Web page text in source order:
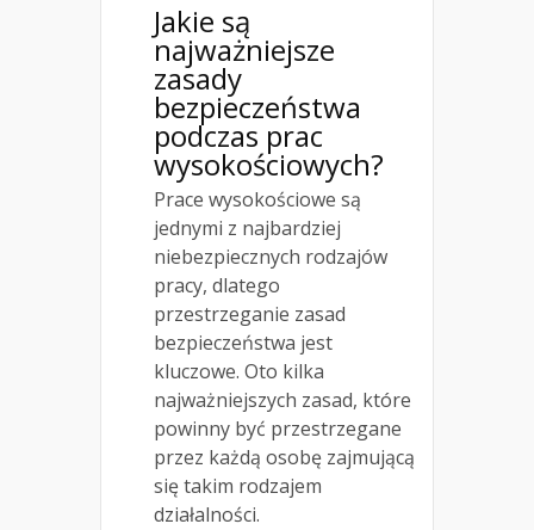
Jakie są
najważniejsze
zasady
bezpieczeństwa
podczas prac
wysokościowych?
Prace wysokościowe są
jednymi z najbardziej
niebezpiecznych rodzajów
pracy, dlatego
przestrzeganie zasad
bezpieczeństwa jest
kluczowe. Oto kilka
najważniejszych zasad, które
powinny być przestrzegane
przez każdą osobę zajmującą
się takim rodzajem
działalności.